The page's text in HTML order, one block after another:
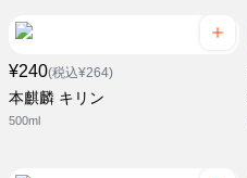
¥240(税込¥264)
本麒麟 キリン
500ml